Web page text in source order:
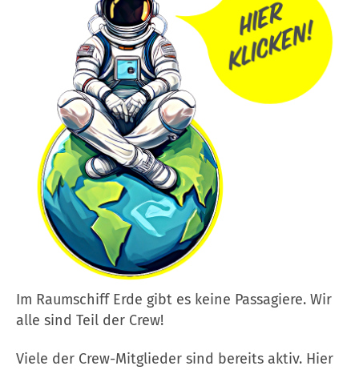
Im Raumschiff Erde gibt es keine Passagiere. Wir
alle sind Teil der Crew!
Viele der Crew-Mitglieder sind bereits aktiv. Hier